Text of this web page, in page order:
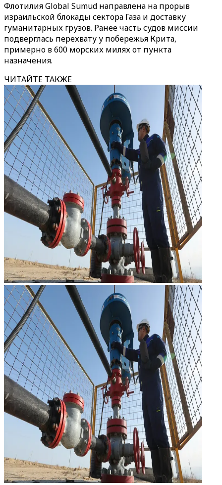
Флотилия Global Sumud направлена на прорыв
израильской блокады сектора Газа и доставку
гуманитарных грузов. Ранее часть судов миссии
подверглась перехвату у побережья Крита,
примерно в 600 морских милях от пункта
назначения.
ЧИТАЙТЕ ТАКЖЕ